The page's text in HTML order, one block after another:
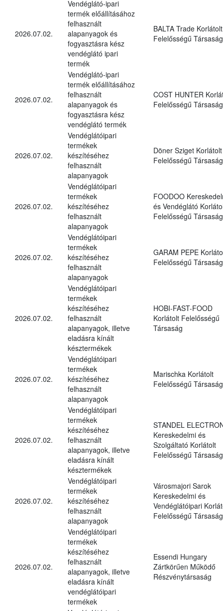
2026.07.02.
Vendéglátó-ipari
termék előállításához
felhasznált
alapanyagok és
fogyasztásra kész
vendéglátó ipari
termék
BALTA Trade Korlátolt
Felelősségű Társaság
2026.07.02.
Vendéglátó-ipari
termék előállításához
felhasznált
alapanyagok és
fogyasztásra kész
vendéglátó termék
COST HUNTER
Felelősségű Társaság
2026.07.02.
Vendéglátóipari
termékek
készítéséhez
felhasznált
alapanyagok
Döner Sziget Korlátolt
Felelősségű Társaság
2026.07.02.
Vendéglátóipari
termékek
készítéséhez
felhasznált
alapanyagok
FOODOO
és Vendéglátó
Felelősségű Társaság
2026.07.02.
Vendéglátóipari
termékek
készítéséhez
felhasznált
alapanyagok
GARAM PEPE
Felelősségű Társaság
2026.07.02.
Vendéglátóipari
termékek
készítéséhez
felhasznált
alapanyagok, illetve
eladásra kínált
késztermékek
HOBI-FAST-FOOD
Korlátolt Felelősségű
Társaság
2026.07.02.
Vendéglátóipari
termékek
készítéséhez
felhasznált
alapanyagok
Marischka Korlátolt
Felelősségű Társaság
2026.07.02.
Vendéglátóipari
termékek
készítéséhez
felhasznált
alapanyagok, illetve
eladásra kínált
késztermékek
STANDEL
Kereskedelmi és
Szolgáltató Korlátolt
Felelősségű Társaság
2026.07.02.
Vendéglátóipari
termékek
készítéséhez
felhasznált
alapanyagok
Városmajori Sarok
Kereskedelmi és
Vendéglátóipari
Felelősségű Társaság
2026.07.02.
Vendéglátóipari
termékek
készítéséhez
felhasznált
alapanyagok, illetve
eladásra kínált
vendéglátóipari
termékek
Essendi Hungary
Zártkörűen Működő
Részvénytársaság